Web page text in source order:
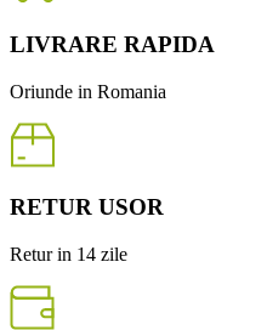
LIVRARE RAPIDA
Oriunde in Romania
RETUR USOR
Retur in 14 zile